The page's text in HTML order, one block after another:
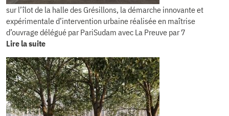
sur l’îlot de la halle des Grésillons, la démarche innovante et
expérimentale d’intervention urbaine réalisée en maîtrise
d’ouvrage délégué par PariSudam avec La Preuve par 7
Lire la suite